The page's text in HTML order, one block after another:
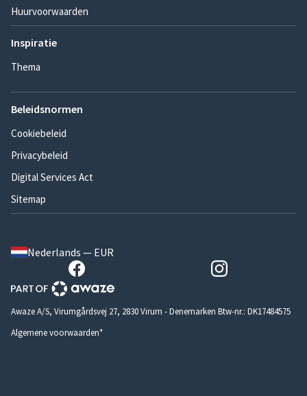
Huurvoorwaarden
Inspiratie
Thema
Beleidsnormen
Cookiebeleid
Privacybeleid
Digital Services Act
Sitemap
Nederlands — EUR
Awaze A/S, Virumgårdsvej 27, 2830 Virum - Denemarken Btw-nr.: DK17484575
Algemene voorwaarden*